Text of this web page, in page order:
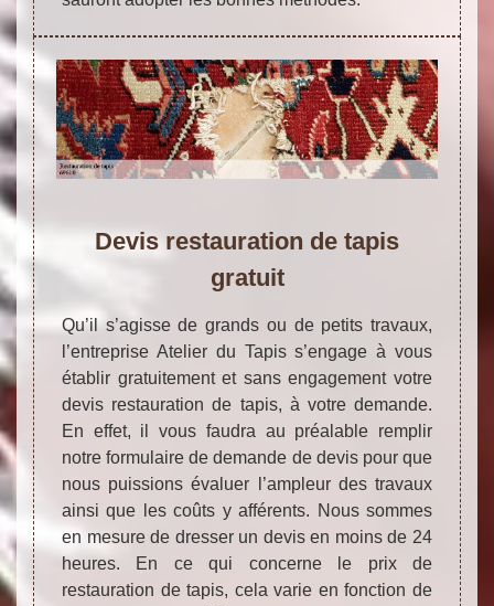
Devis restauration de tapis
gratuit
Qu’il s’agisse de grands ou de petits travaux,
l’entreprise Atelier du Tapis s’engage à vous
établir gratuitement et sans engagement votre
devis restauration de tapis, à votre demande.
En effet, il vous faudra au préalable remplir
notre formulaire de demande de devis pour que
nous puissions évaluer l’ampleur des travaux
ainsi que les coûts y afférents. Nous sommes
en mesure de dresser un devis en moins de 24
heures. En ce qui concerne le prix de
restauration de tapis, cela varie en fonction de